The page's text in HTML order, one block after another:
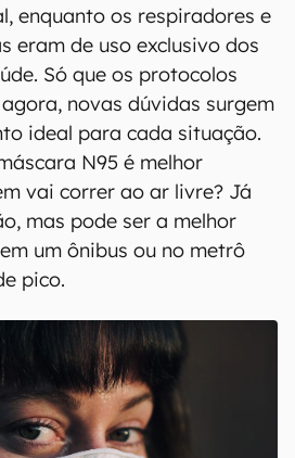
enquanto os respiradores e
eram de uso exclusivo dos
Só que os protocolos
novas dúvidas surgem
ideal para cada situação.
N95 é melhor
vai correr ao ar livre? Já
mas pode ser a melhor
um ônibus ou no metrô
pico.